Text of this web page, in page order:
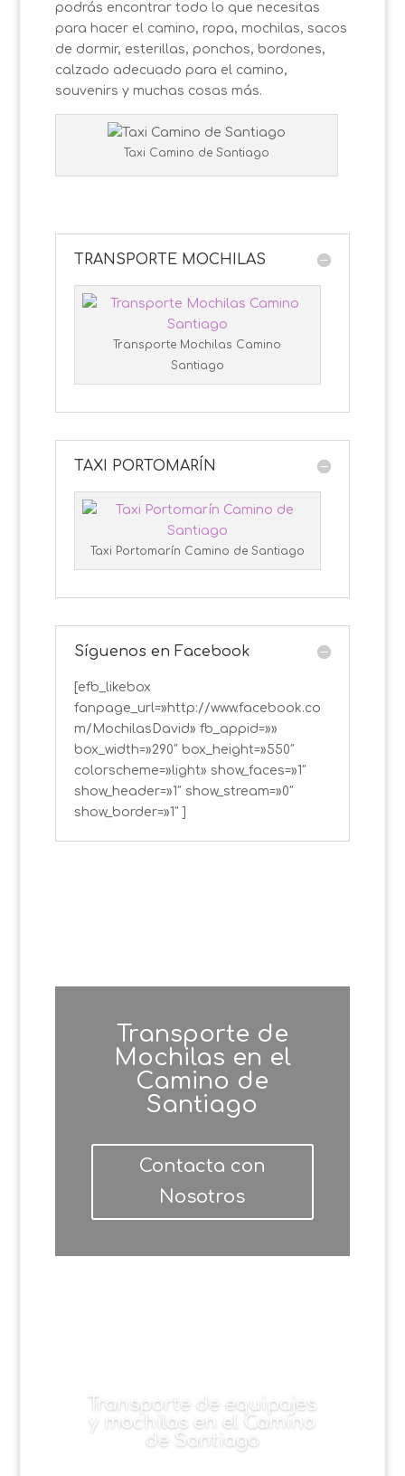
podrás encontrar todo lo que necesitas
para hacer el camino, ropa, mochilas, sacos
de dormir, esterillas, ponchos, bordones,
calzado adecuado para el camino,
souvenirs y muchas cosas más.
Taxi Camino de Santiago
TRANSPORTE MOCHILAS
Transporte Mochilas Camino
Santiago
TAXI PORTOMARÍN
Taxi Portomarín Camino de Santiago
Síguenos en Facebook
[efb_likebox
fanpage_url=»http://www.facebook.co
m/MochilasDavid» fb_appid=»»
box_width=»290″ box_height=»550″
colorscheme=»light» show_faces=»1″
show_header=»1″ show_stream=»0″
show_border=»1″ ]
Transporte de
Mochilas en el
Camino de
Santiago
Contacta con
Nosotros
Transporte de equipajes
y mochilas en el Camino
de Santiago